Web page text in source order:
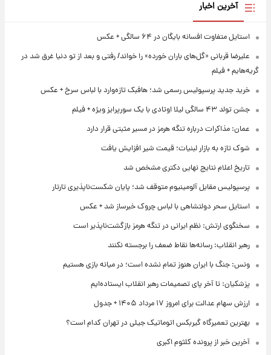
آخرین اخبار
استایل متفاوت افسانه بایگان در ۶۴ سالگی + عکس
علیرضا قربانی «گل‌های باران خورده» را خواند/ رفتی و بعد از تو دنیا غرق شد در
گریه‌هایم + فیلم
خرید جدید پرسپولیس رسمی شد؛ هافبک تازه‌وارد با لباس سرخ + عکس
جشن تولد ۴۳ سالگی لیلا اوتادی با یک سورپرایز ویژه + فیلم
عمان: مذاکرات درباره تنگه هرمز در مسیر مثبتی قرار دارد
شوک تازه به بازار لبنیات؛ قیمت شیر افزایش یافت
تاریخ اعلام نتایج نهایی دکتری مشخص شد
پرسپولیس مقابل آلومینیوم متوقف شد؛ پایان شکست‌ناپذیری تارتار
استایل سحر دولتشاهی با لباس چروک خبرساز شد + عکس
سخنگوی ارتش: نظم ایرانی در تنگه هرمز بازگشت‌ناپذیر است
رهبر انقلاب: رسانه‌ها نقاط ضعف را برجسته نکنند
ونس: جنگ با ایران هنوز تمام نشده است؛ در میانه بازی هستیم
پزشکیان: تا آخر پای تصمیمات رهبر انقلاب ایستاده‌ایم
ارزش سهام عدالت برای امروز ۱۷ مرداد ۱۴۰۵ + جدول
بهترین تعمیرگاه گیربکس اتوماتیک جیلی در تهران کدام است؟
آخرین خبر از پرونده کلثوم اکبری